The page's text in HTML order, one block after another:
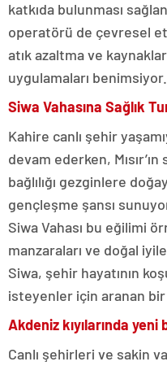
katkıda bulunması
operatörü de çevresel
atık azaltma ve
uygulamaları benimsiyor.
Siwa Vahasına Sağlık
Kahire canlı şehir
devam ederken,
bağlılığı gezginlere
gençleşme şansı
Siwa Vahası bu eğilimi
manzaraları ve doğal
Siwa, şehir hayatının
isteyenler için aranan
Akdeniz kıyılarında
Canlı şehirleri ve sakin